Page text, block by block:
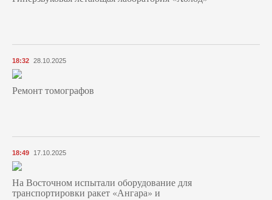
18:32 28.10.2025
Ремонт томографов
18:49 17.10.2025
На Восточном испытали оборудование для
транспортировки ракет «Ангара» и